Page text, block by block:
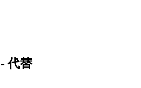
代替